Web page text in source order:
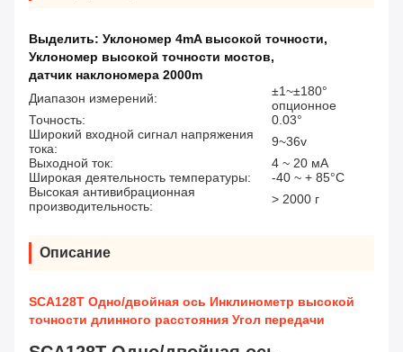
Выделить: Уклономер 4mA высокой точности,
Уклономер высокой точности мостов,
датчик наклономера 2000m
Диапазон измерений:
±1~±180°
опционное
Точность:
0.03°
Широкий входной сигнал напряжения
тока:
9~36v
Выходной ток:
4 ~ 20 мА
Широкая деятельность температуры:
-40 ~ + 85°C
Высокая антивибрационная
производительность:
> 2000 г
Описание
SCA128T Одно/двойная ось Инклинометр высокой
точности длинного расстояния Угол передачи